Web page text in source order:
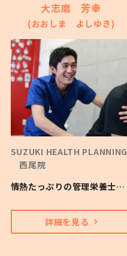
INFORMATION
SNS
大志磨 芳幸
(おおしま よしゆき)
SUZUKI HEALTH PLANNING
西尾院
情熱たっぷりの管理栄養士です
詳細を見る